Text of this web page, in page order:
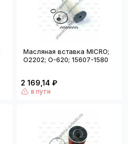
Масляная вставка MICRO;
O2202; O-620; 15607-1580
2 169,14 ₽
в пути